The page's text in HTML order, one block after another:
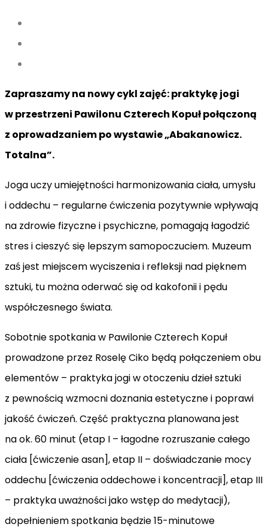
Zapraszamy na nowy cykl zajęć: praktykę jogi
w przestrzeni Pawilonu Czterech Kopuł połączoną
z oprowadzaniem po wystawie „Abakanowicz.
Totalna”.
Joga uczy umiejętności harmonizowania ciała, umysłu
i oddechu – regularne ćwiczenia pozytywnie wpływają
na zdrowie fizyczne i psychiczne, pomagają łagodzić
stres i cieszyć się lepszym samopoczuciem. Muzeum
zaś jest miejscem wyciszenia i refleksji nad pięknem
sztuki, tu można oderwać się od kakofonii i pędu
współczesnego świata.
Sobotnie spotkania w Pawilonie Czterech Kopuł
prowadzone przez Roselę Ciko będą połączeniem obu
elementów – praktyka jogi w otoczeniu dzieł sztuki
z pewnością wzmocni doznania estetyczne i poprawi
jakość ćwiczeń. Część praktyczna planowana jest
na ok. 60 minut (etap I – łagodne rozruszanie całego
ciała [ćwiczenie asan], etap II – doświadczanie mocy
oddechu [ćwiczenia oddechowe i koncentracji], etap III
– praktyka uważności jako wstęp do medytacji),
dopełnieniem spotkania będzie 15-minutowe